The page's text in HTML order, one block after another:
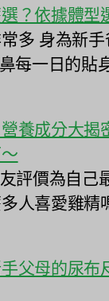
？依據體型
多 身為新
每一日的貼
營養成分大
評價為自己
人喜愛雞
手父母的尿